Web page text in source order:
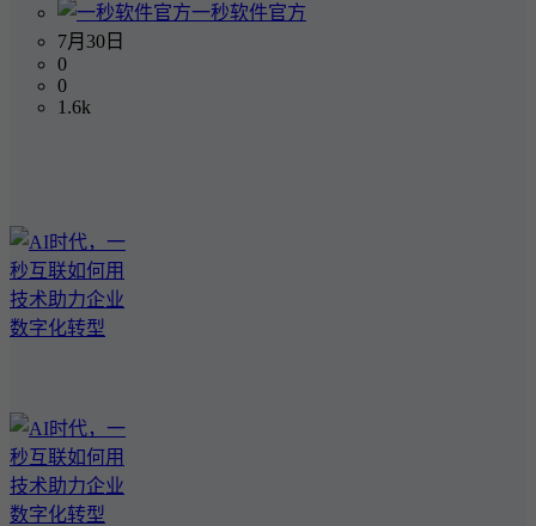
一秒软件官方
7月30日
0
0
1.6k